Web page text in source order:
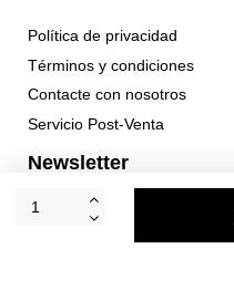
Política de privacidad
Términos y condiciones
Contacte con nosotros
Servicio Post-Venta
Newsletter